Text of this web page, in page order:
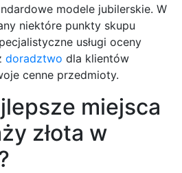
modele jubilerskie. W
niektóre punkty skupu
usługi oceny
doradztwo dla klientów
cenne przedmioty.
miejsca
złota w